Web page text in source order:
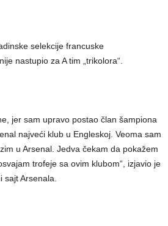
selekcije francuske
nastupio za A tim „trikolora“.
jer sam upravo postao član šampiona
najveći klub u Engleskoj. Veoma sam
u Arsenal. Jedva čekam da pokažem
trofeje sa ovim klubom“, izjavio je
Arsenala.